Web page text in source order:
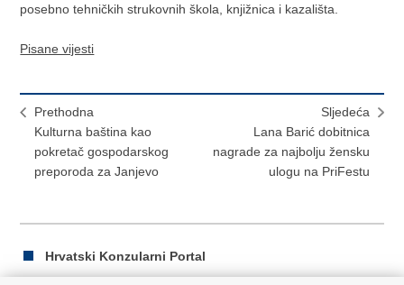
posebno tehničkih strukovnih škola, knjižnica i kazališta.
Pisane vijesti
Prethodna
Kulturna baština kao
pokretač gospodarskog
preporoda za Janjevo
Sljedeća
Lana Barić dobitnica
nagrade za najbolju žensku
ulogu na PriFestu
Hrvatski Konzularni Portal